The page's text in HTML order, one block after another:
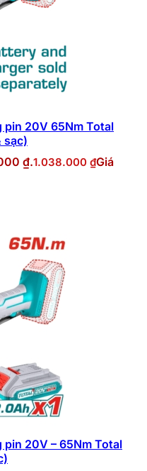
pin 20V 65Nm Total
sạc)
₫.1.038.000 ₫Giá
20V – 65Nm Total